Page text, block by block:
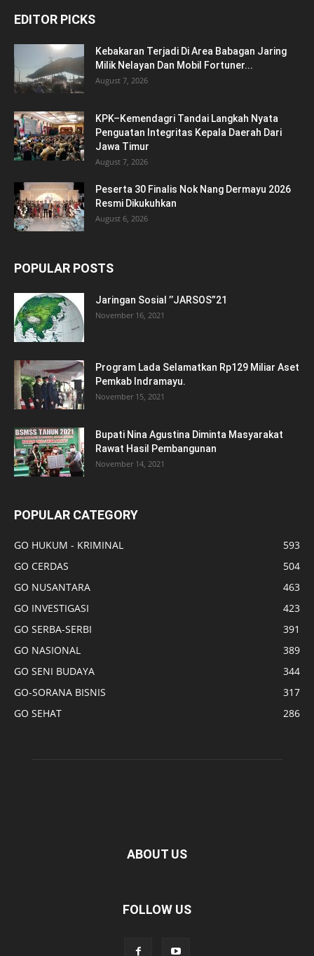
EDITOR PICKS
Kebakaran Terjadi Di Area Babagan Jaring
Milik Nelayan Dan Mobil Fortuner...
August 7, 2026
KPK–Kemendagri Tandai Langkah Nyata
Penguatan Integritas Kepala Daerah Dari
Jawa Timur
August 7, 2026
Peserta 30 Finalis Nok Nang Dermayu 2026
Resmi Dikukuhkan
August 6, 2026
POPULAR POSTS
Jaringan Sosial ’’JARSOS”21
November 16, 2021
Program Lada Selamatkan Rp129 Miliar Aset
Pemkab Indramayu.
November 15, 2021
Bupati Nina Agustina Diminta Masyarakat
Rawat Hasil Pembangunan
November 14, 2021
POPULAR CATEGORY
GO HUKUM - KRIMINAL
593
GO CERDAS
504
GO NUSANTARA
463
GO INVESTIGASI
423
GO SERBA-SERBI
391
GO NASIONAL
389
GO SENI BUDAYA
344
GO-SORANA BISNIS
317
GO SEHAT
286
ABOUT US
FOLLOW US